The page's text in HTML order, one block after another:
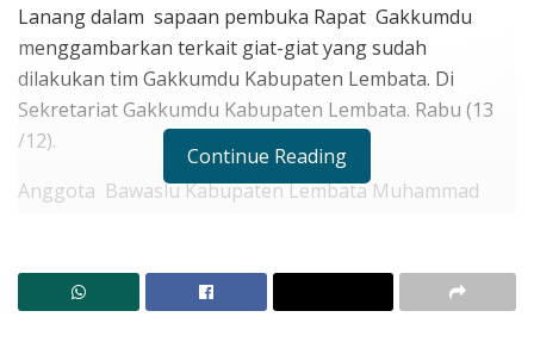
Lanang dalam sapaan pembuka Rapat Gakkumdu
menggambarkan terkait giat-giat yang sudah
dilakukan tim Gakkumdu Kabupaten Lembata. Di
Sekretariat Gakkumdu Kabupaten Lembata. Rabu (13
/12).
Anggota Bawaslu Kabupaten Lembata Muhammad
Pemilu.
Continue Reading